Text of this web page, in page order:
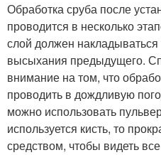
Обработка сруба после
проводится в несколько
слой должен накладываться
высыхания предыдущего.
внимание на том, что
проводить в дождливую
можно использовать
используется кисть, то
средством, чтобы видеть